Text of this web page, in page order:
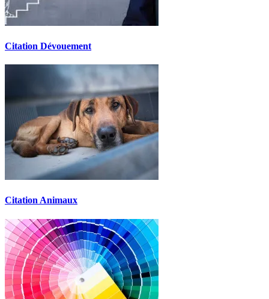
Citation Dévouement
Citation Animaux